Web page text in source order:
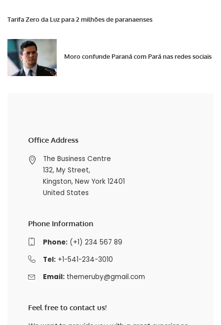
Tarifa Zero da Luz para 2 milhões de paranaenses
Moro confunde Paraná com Pará nas redes sociais
Office Address
The Business Centre
132, My Street,
Kingston, New York 12401
United States
Phone Information
Phone:(+1) 234 567 89
Tel:+1-541-234-3010
Email: themeruby@gmail.com
Feel free to contact us!